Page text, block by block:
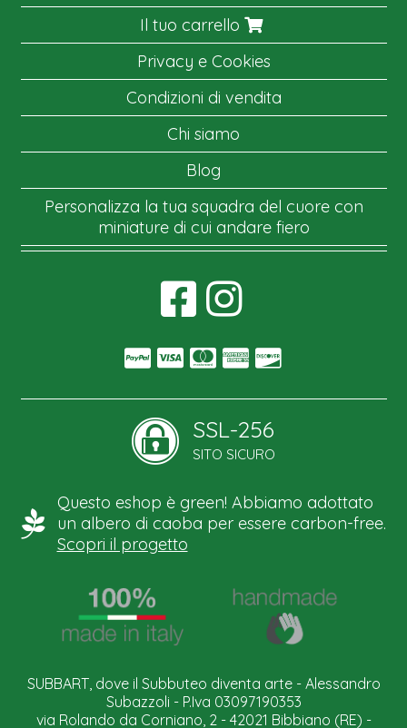
Il tuo carrello
Privacy e Cookies
Condizioni di vendita
Chi siamo
Blog
Personalizza la tua squadra del cuore con
miniature di cui andare fiero
SSL-256
SITO SICURO
Questo eshop è green! Abbiamo adottato
un albero di caoba per essere carbon-free.
Scopri il progetto
SUBBART, dove il Subbuteo diventa arte - Alessandro
Subazzoli - P.Iva 03097190353
via Rolando da Corniano, 2 - 42021 Bibbiano (RE) -